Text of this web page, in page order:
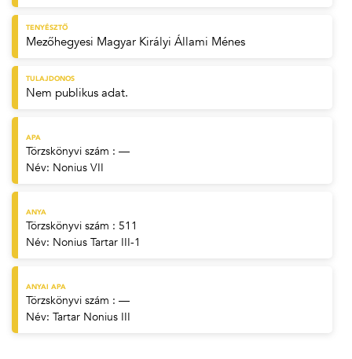
TENYÉSZTŐ
Mezőhegyesi Magyar Királyi Állami Ménes
TULAJDONOS
Nem publikus adat.
APA
Törzskönyvi szám : —
Név: Nonius VII
ANYA
Törzskönyvi szám : 511
Név: Nonius Tartar III-1
ANYAI APA
Törzskönyvi szám : —
Név: Tartar Nonius III